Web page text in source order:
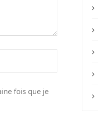
fois que je